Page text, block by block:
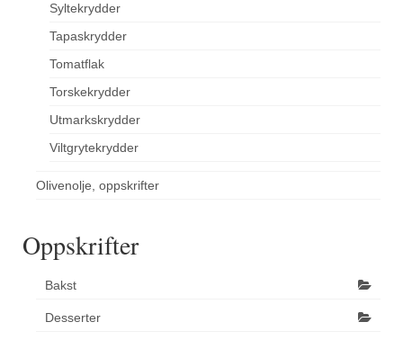
Syltekrydder
Tapaskrydder
Tomatflak
Torskekrydder
Utmarkskrydder
Viltgrytekrydder
Olivenolje, oppskrifter
Oppskrifter
Bakst
Desserter